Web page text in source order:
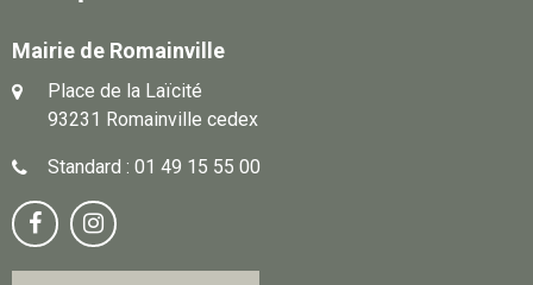
Mairie de Romainville
Place de la Laïcité
93231 Romainville cedex
Standard : 01 49 15 55 00
Notre
page
Suivez-
vous